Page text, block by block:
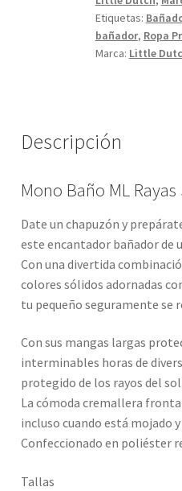
cantidad
Etiquetas:
bañador, Ropa
Marca: Little
Descripción
Mono Baño ML Rayas
Date un chapuzón y
este encantador bañador de
Con una divertida
colores sólidos adornadas
tu pequeño seguramente se
Con sus mangas largas
interminables horas de
protegido de los rayos del sol.
La cómoda cremallera
incluso cuando está mojado
Confeccionado en poliéster
Tallas